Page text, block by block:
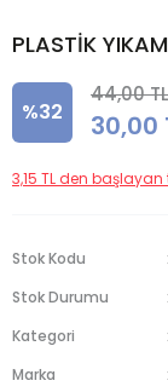
PLASTİK
%32
44,00 TL
30,00
3,15 TL den başlayan
Stok Kodu
Stok Durumu
Kategori
Marka